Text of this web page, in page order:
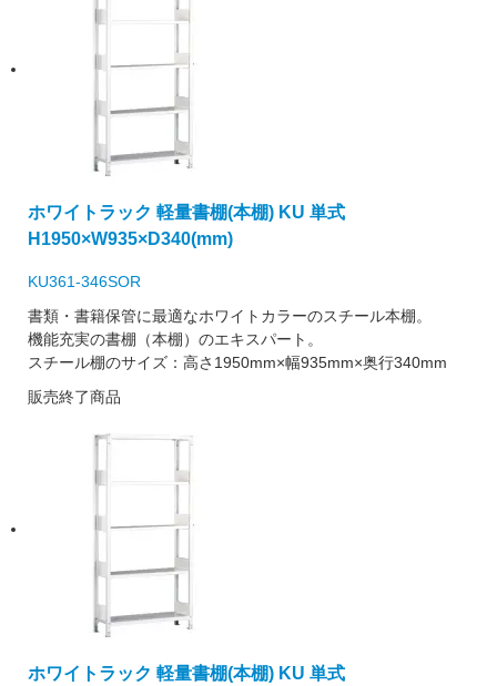
ホワイトラック 軽量書棚(本棚) KU 単式
H1950×W935×D340(mm)
KU361-346SOR
書類・書籍保管に最適なホワイトカラーのスチール本棚。
機能充実の書棚（本棚）のエキスパート。
スチール棚のサイズ：高さ1950mm×幅935mm×奥行340mm
販売終了商品
ホワイトラック 軽量書棚(本棚) KU 単式